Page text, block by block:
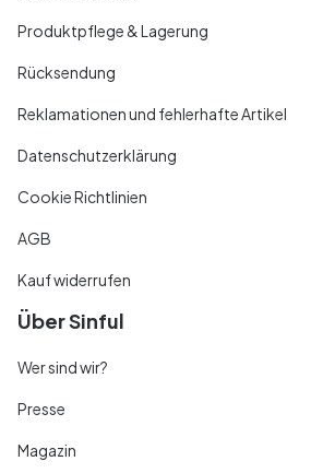
Produktpflege & Lagerung
Rücksendung
Reklamationen und fehlerhafte Artikel
Datenschutzerklärung
Cookie Richtlinien
AGB
Kauf widerrufen
Über Sinful
Wer sind wir?
Presse
Magazin